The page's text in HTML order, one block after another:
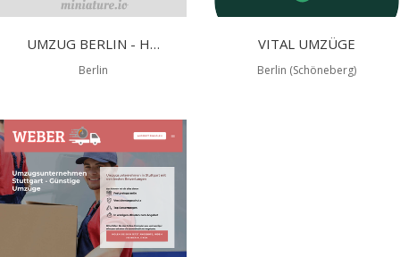
UMZUG BERLIN - HELDINTRANS E. K.
Berlin
VITAL UMZÜGE
Berlin (Schöneberg)